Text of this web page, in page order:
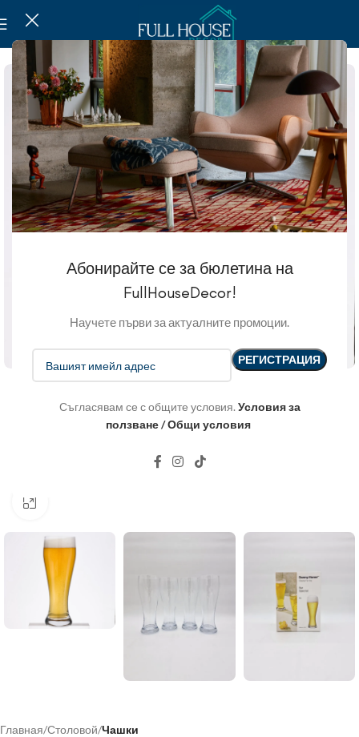
Абонирайте се за бюлетина на
FullHouseDecor!
Научете първи за актуалните промоции.
Съгласявам се с общите условия. Условия за
ползване / Общи условия
Главная Столовой Чашки